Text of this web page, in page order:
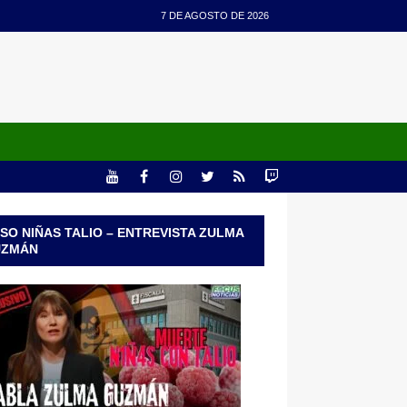
7 DE AGOSTO DE 2026
NIÑAS TALIO – ENTREVISTA ZULMA